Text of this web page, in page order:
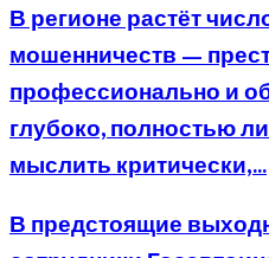
В регионе растёт
мошенничеств —
профессионально и
глубоко, полностью
мыслить критически,...
В предстоящие